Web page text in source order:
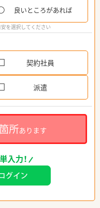
良いところがあれば
を選択してください
契約社員
派遣
所あります
入力！